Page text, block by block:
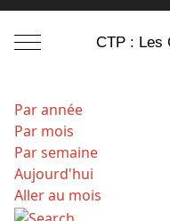
Mobile Menu Toggle
CTP : Les
Par année
Par mois
Par semaine
Aujourd'hui
Aller au mois